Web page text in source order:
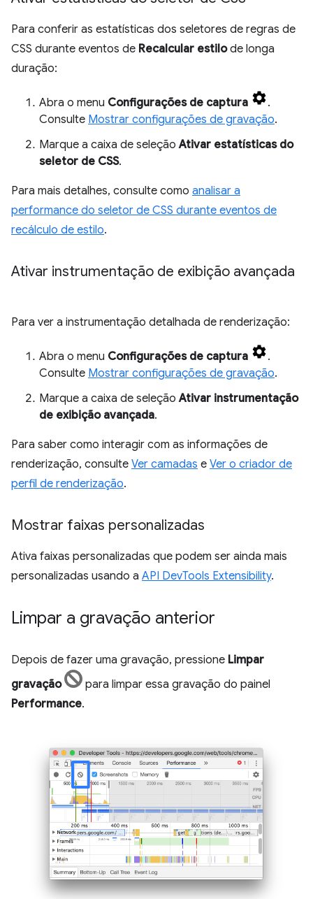
Para conferir as estatísticas dos seletores de regras de
CSS durante eventos de Recalcular estilode longa
duração:
Abra o menu Configurações de captura
.
Consulte Mostrar configurações de gravação.
Marque a caixa de seleçãoAtivar estatísticas do
seletor de CSS.
Para mais detalhes, consulte como analisar a
performance do seletor de CSS durante eventos de
recálculo de estilo.
Ativar instrumentação de exibição avançada
Para ver a instrumentação detalhada de renderização:
Abra o menu Configurações de captura
.
Consulte Mostrar configurações de gravação.
Marque a caixa de seleçãoAtivar instrumentação
de exibição avançada.
Para saber como interagir com as informações de
renderização, consulte Ver camadas e Ver o criador de
perfil de renderização.
Mostrar faixas personalizadas
Ativa faixas personalizadas que podem ser ainda mais
personalizadas usando a API DevTools Extensibility.
Limpar a gravação anterior
Depois de fazer uma gravação, pressione Limpar
gravação
para limpar essa gravação do painel
Performance.